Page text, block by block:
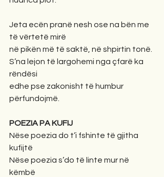
Jeta ecën pranë nesh ose na bën me
të vërtetë mirë
në pikën më të saktë, në shpirtin tonë.
S’na lejon të largohemi nga çfarë ka
rëndësi
edhe pse zakonisht të humbur
përfundojmë.
POEZIA PA KUFIJ
Nëse poezia do t’i fshinte të gjitha
kufijtë
Nëse poezia s’do të linte mur në
këmbë